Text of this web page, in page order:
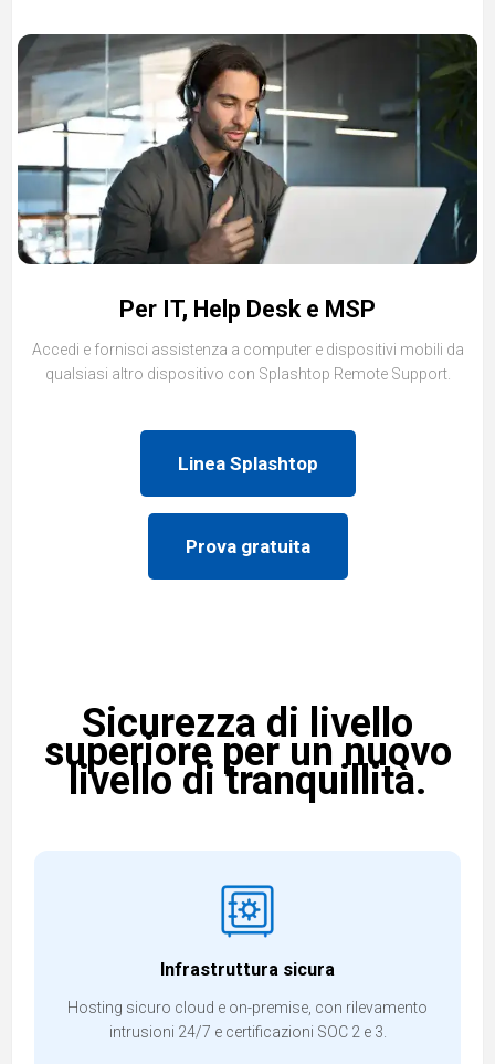
Per IT, Help Desk e MSP
Accedi e fornisci assistenza a computer e dispositivi mobili da
qualsiasi altro dispositivo con Splashtop Remote Support.
Linea Splashtop
Prova gratuita
Sicurezza di livello
superiore per un nuovo
livello di tranquillità.
Infrastruttura sicura
Hosting sicuro cloud e on-premise, con rilevamento
intrusioni 24/7 e certificazioni SOC 2 e 3.